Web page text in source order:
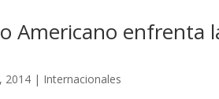
Americano enfrenta
2014 | Internacionales